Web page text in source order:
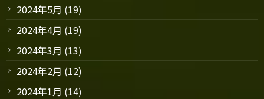
2024年5月 (19)
2024年4月 (19)
2024年3月 (13)
2024年2月 (12)
2024年1月 (14)